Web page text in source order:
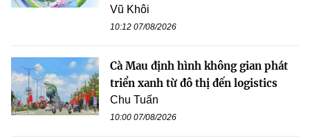
Vũ Khôi
10:12 07/08/2026
Cà Mau định hình không gian phát
triển xanh từ đô thị đến logistics
Chu Tuấn
10:00 07/08/2026